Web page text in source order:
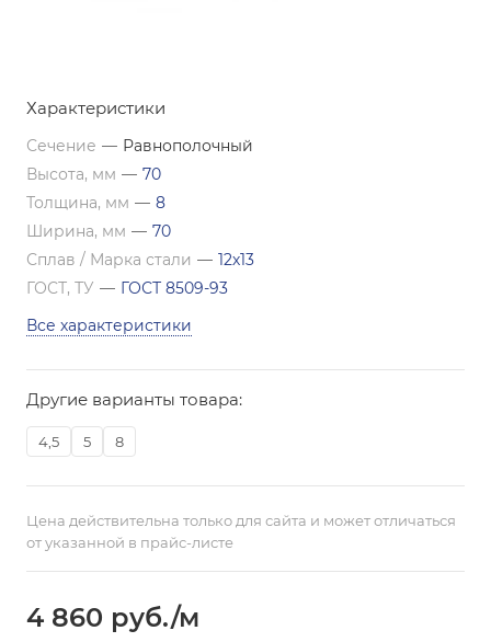
Характеристики
Сечение — Равнополочный
Высота, мм — 70
Толщина, мм — 8
Ширина, мм — 70
Сплав / Марка стали — 12х13
ГОСТ, ТУ — ГОСТ 8509-93
Все характеристики
Другие варианты товара:
4,5 5 8
Цена действительна только для сайта и может отличаться
от указанной в прайс-листе
4 860 руб./м